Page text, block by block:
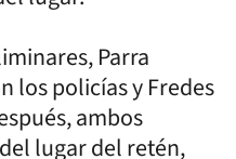
Parra
los policías y Fredes
ambos
lugar del retén,